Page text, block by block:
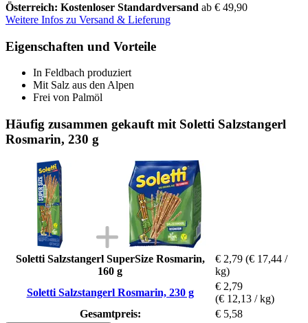
Österreich: Kostenloser Standardversand ab € 49,90
Weitere Infos zu Versand & Lieferung
Eigenschaften und Vorteile
In Feldbach produziert
Mit Salz aus den Alpen
Frei von Palmöl
Häufig zusammen gekauft mit Soletti Salzstangerl
Rosmarin, 230 g
Soletti Salzstangerl SuperSize Rosmarin,
160 g
€ 2,79 (€ 17,44 /
kg)
Soletti Salzstangerl Rosmarin, 230 g
€ 2,79
(€ 12,13 / kg)
Gesamtpreis:
€ 5,58